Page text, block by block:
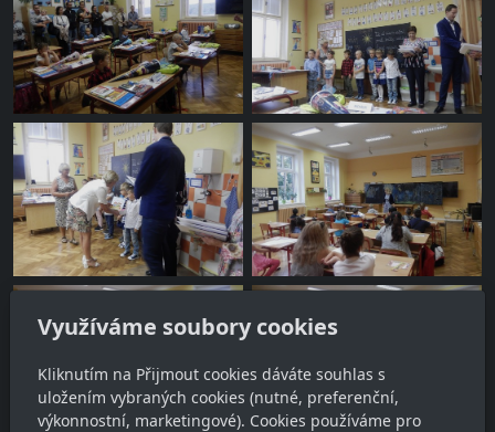
Využíváme soubory cookies
Kliknutím na Přijmout cookies dáváte souhlas s
uložením vybraných cookies (nutné, preferenční,
výkonnostní, marketingové). Cookies používáme pro